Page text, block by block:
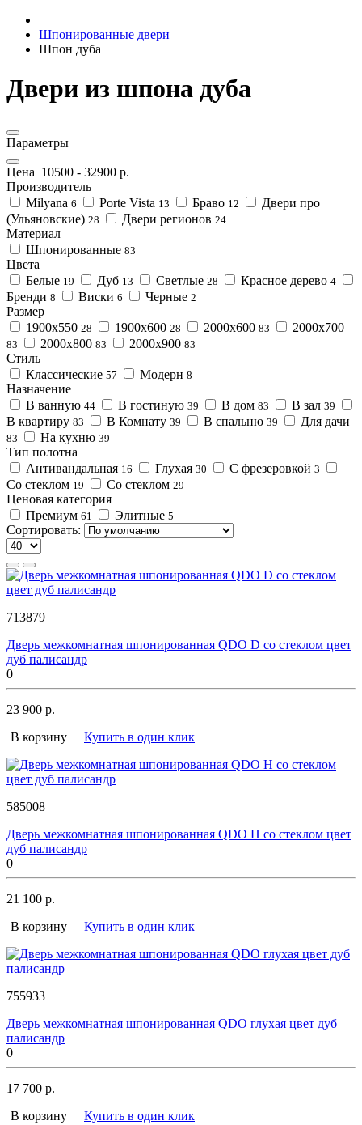
Шпонированные двери
Шпон дуба
Двери из шпона дуба
Параметры
Цена 10500 - 32900 р.
Производитель
Milyana 6 Porte Vista 13 Браво 12
Двери про
(Ульяновские) 28 Двери регионов 24
Материал
Шпонированные 83
Цвета
Белые 19 Дуб 13 Светлые 28 Красное дерево 4
Бренди 8 Виски 6 Черные 2
Размер
1900x550 28 1900x600 28 2000x600 83 2000x700
83 2000x800 83 2000x900 83
Стиль
Классические 57 Модерн 8
Назначение
В ванную 44 В гостиную 39 В дом 83 В зал 39
В квартиру 83 В Комнату 39 В спальню 39 Для дачи
83 На кухню 39
Тип полотна
Антивандальная 16 Глухая 30 С фрезеровкой 3
Со стеклом 19 Со стеклом 29
Ценовая категория
Премиум 61 Элитные 5
Сортировать:
713879
Дверь межкомнатная шпонированная QDO D со стеклом цвет
дуб палисандр
0
23 900 р.
В корзину
Купить в один клик
585008
Дверь межкомнатная шпонированная QDO H со стеклом цвет
дуб палисандр
0
21 100 р.
В корзину
Купить в один клик
755933
Дверь межкомнатная шпонированная QDO глухая цвет дуб
палисандр
0
17 700 р.
В корзину
Купить в один клик